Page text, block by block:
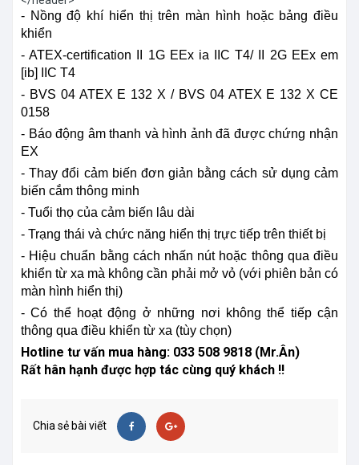
- Nồng độ khí hiển thị trên màn hình hoặc bảng điều
khiển
- ATEX-certification II 1G EEx ia IIC T4/ II 2G EEx em
[ib] IIC T4
- BVS 04 ATEX E 132 X / BVS 04 ATEX E 132 X CE
0158
- Báo động âm thanh và hình ảnh đã được chứng nhận
EX
- Thay đổi cảm biến đơn giản bằng cách sử dụng cảm
biến cắm thông minh
- Tuổi thọ của cảm biến lâu dài
- Trạng thái và chức năng hiển thị trực tiếp trên thiết bị
- Hiệu chuẩn bằng cách nhấn nút hoặc thông qua điều
khiển từ xa mà không cần phải mở vỏ (với phiên bản có
màn hình hiển thị)
- Có thể hoạt động ở những nơi không thể tiếp cận
thông qua điều khiển từ xa (tùy chọn)
Hotline tư vấn mua hàng: 033 508 9818 (Mr.Ân)
Rất hân hạnh được hợp tác cùng quý khách !!
Chia sẻ bài viết